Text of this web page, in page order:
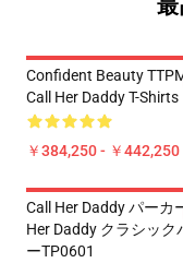
Confident Beauty
Call Her Daddy T-Shirts
￥384,250 - ￥442,250
Call Her Daddy パーカ
Her Daddy クラシック
ーTP0601